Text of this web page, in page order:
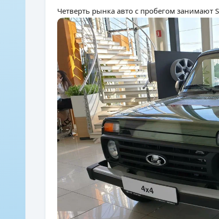
Четверть рынка авто с пробегом занимают